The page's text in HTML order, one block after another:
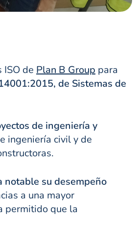
ISO de Plan B Group para
de Sistemas de
de ingeniería y
ingeniería civil y de
notable su desempeño
a una mayor
permitido que la